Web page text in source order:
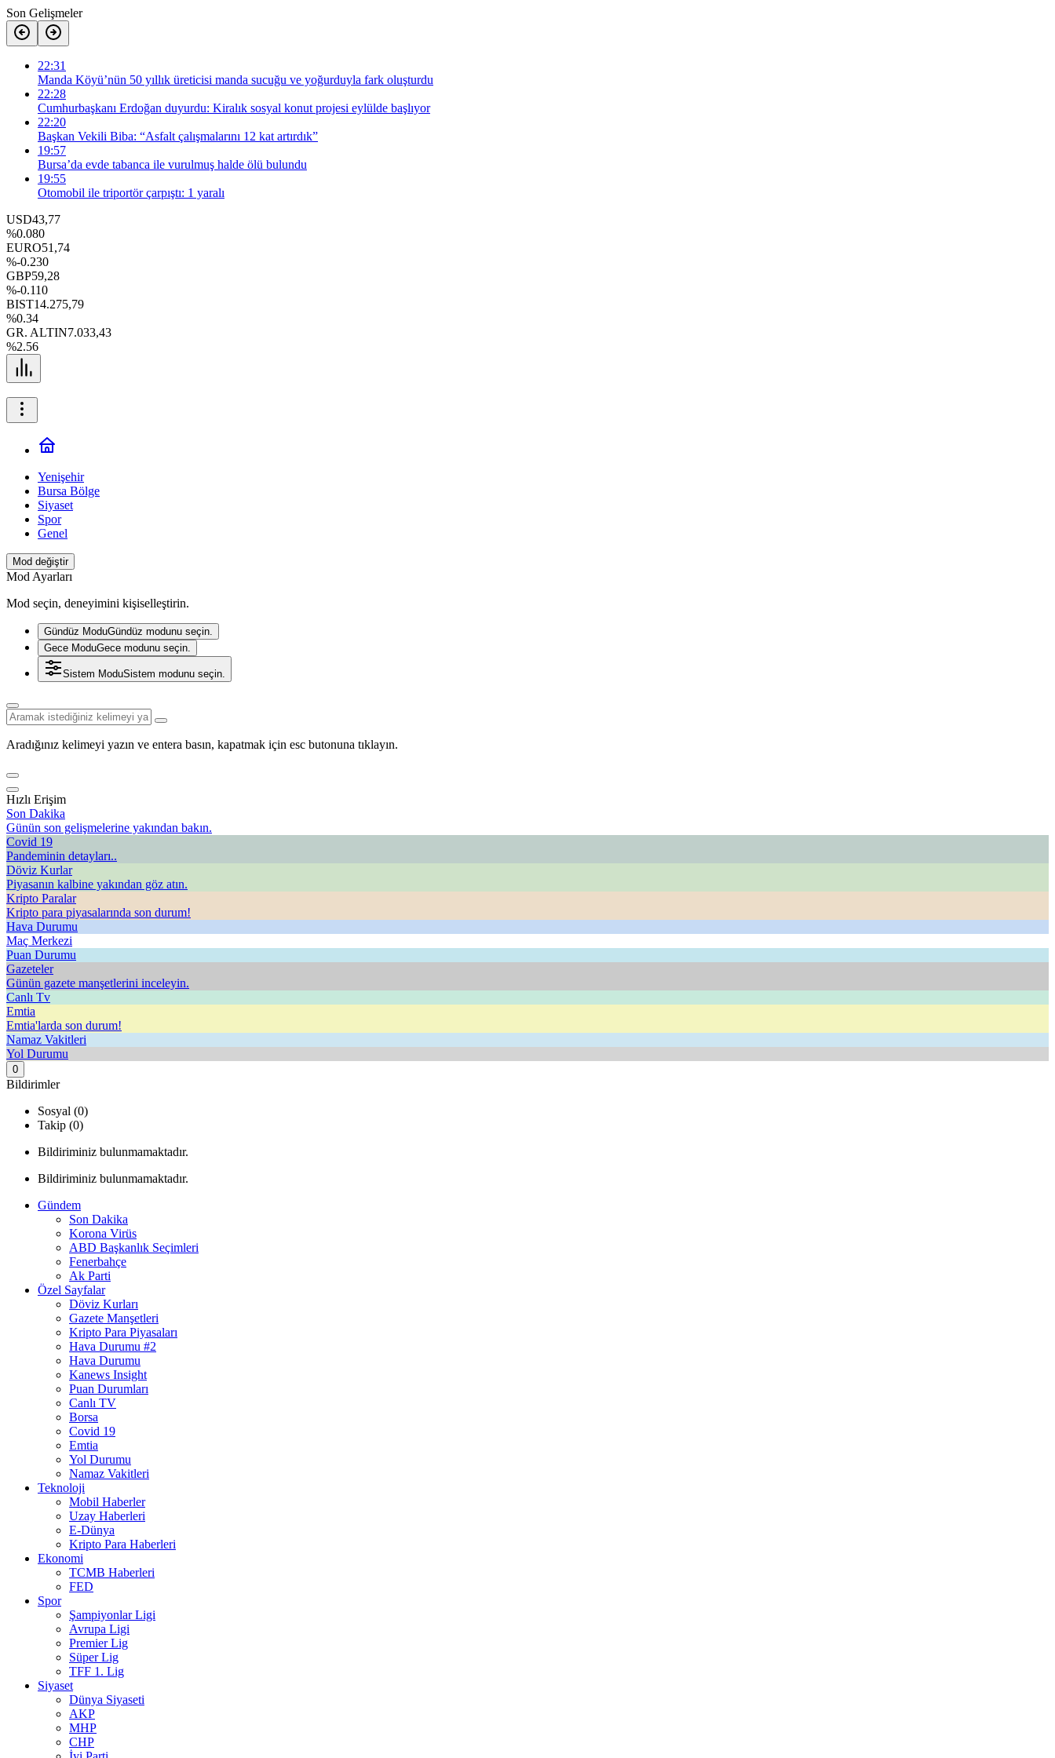
Son Gelişmeler
22:31
Manda Köyü’nün 50 yıllık üreticisi manda sucuğu ve yoğurduyla fark oluşturdu
22:28
Cumhurbaşkanı Erdoğan duyurdu: Kiralık sosyal konut projesi eylülde başlıyor
22:20
Başkan Vekili Biba: “Asfalt çalışmalarını 12 kat artırdık”
19:57
Bursa’da evde tabanca ile vurulmuş halde ölü bulundu
19:55
Otomobil ile triportör çarpıştı: 1 yaralı
USD43,77
%0.080
EURO51,74
%-0.230
GBP59,28
%-0.110
BIST14.275,79
%0.34
GR. ALTIN7.033,43
%2.56
Yenişehir
Bursa Bölge
Siyaset
Spor
Genel
Mod değiştir
Mod Ayarları
Mod seçin, deneyimini kişiselleştirin.
Gündüz ModuGündüz modunu seçin.
Gece ModuGece modunu seçin.
Sistem ModuSistem modunu seçin.
Aradığınız kelimeyi yazın ve entera basın, kapatmak için esc butonuna tıklayın.
Hızlı Erişim
Son Dakika
Günün son gelişmelerine yakından bakın.
Covid 19
Pandeminin detayları..
Döviz Kurlar
Piyasanın kalbine yakından göz atın.
Kripto Paralar
Kripto para piyasalarında son durum!
Hava Durumu
Maç Merkezi
Puan Durumu
Gazeteler
Günün gazete manşetlerini inceleyin.
Canlı Tv
Emtia
Emtia'larda son durum!
Namaz Vakitleri
Yol Durumu
0
Bildirimler
Sosyal (0)
Takip (0)
Bildiriminiz bulunmamaktadır.
Bildiriminiz bulunmamaktadır.
Gündem
Son Dakika
Korona Virüs
ABD Başkanlık Seçimleri
Fenerbahçe
Ak Parti
Özel Sayfalar
Döviz Kurları
Gazete Manşetleri
Kripto Para Piyasaları
Hava Durumu #2
Hava Durumu
Kanews Insight
Puan Durumları
Canlı TV
Borsa
Covid 19
Emtia
Yol Durumu
Namaz Vakitleri
Teknoloji
Mobil Haberler
Uzay Haberleri
E-Dünya
Kripto Para Haberleri
Ekonomi
TCMB Haberleri
FED
Spor
Şampiyonlar Ligi
Avrupa Ligi
Premier Lig
Süper Lig
TFF 1. Lig
Siyaset
Dünya Siyaseti
AKP
MHP
CHP